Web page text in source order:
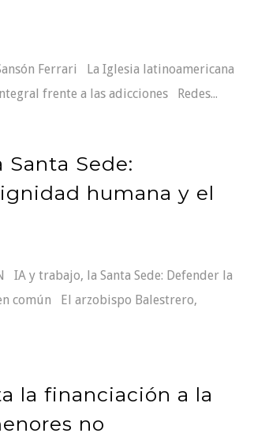
Ferrari La Iglesia latinoamericana
frente a las adicciones Redes...
Santa Sede:
humana y el
IA y trabajo, la Santa Sede: Defender la
común El arzobispo Balestrero,
la financiación a la
no